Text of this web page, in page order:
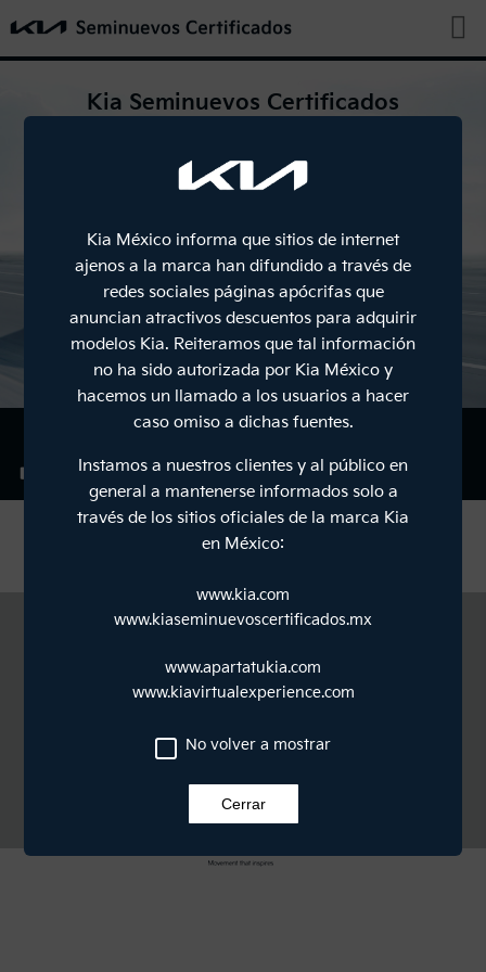
Kia Seminuevos Certificados
CONOCE EL PROGRAMA
TU AUTO
COMPRAUN AUTO
Kia México informa que sitios de internet
ajenos a la marca han difundido a través de
redes sociales páginas apócrifas que
anuncian atractivos descuentos para adquirir
modelos Kia. Reiteramos que tal información
no ha sido autorizada por Kia México y
hacemos un llamado a los usuarios a hacer
caso omiso a dichas fuentes.
Instamos a nuestros clientes y al público en
general a mantenerse informados solo a
través de los sitios oficiales de la marca Kia
en México:
www.kia.com
www.kiaseminuevoscertificados.mx
www.apartatukia.com
www.kiavirtualexperience.com
No volver a mostrar
Cerrar
Kia México
Términos y condiciones
Contáctanos
MÉXICO CORP.
TODOS LOS DERECHOS RESERVADOS.